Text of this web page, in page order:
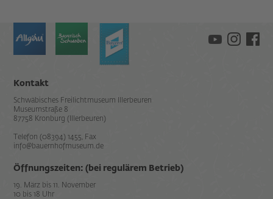
Kontakt
Schwäbisches Freilichtmuseum Illerbeuren
Museumstraße 8
87758 Kronburg (Illerbeuren)
Telefon (08394) 1455, Fax
info@bauernhofmuseum.de
Öffnungszeiten: (bei regulärem Betrieb)
19. März bis 11. November
10 bis 18 Uhr